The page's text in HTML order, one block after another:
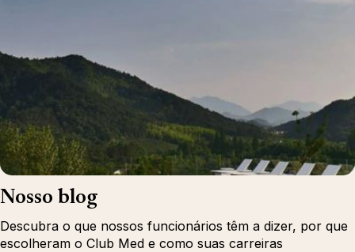
Nosso blog
Descubra o que nossos funcionários têm a dizer, por que
escolheram o Club Med e como suas carreiras